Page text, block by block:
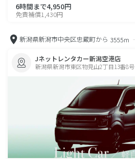
6時間まで4,950円
免責補償1,430円
新潟県新潟市中央区忠蔵町から 3555m
Jネットレンタカー新潟空港店
新潟県新潟市東区物見山2丁目13番8号